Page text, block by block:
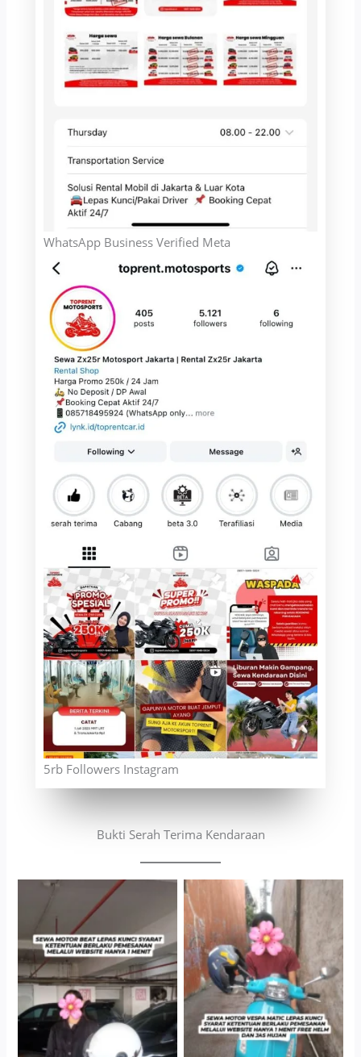
WhatsApp Business Verified Meta
5rb Followers Instagram
Bukti Serah Terima Kendaraan
Cityplaza Jatinegara
Gedung Parkir P6A
Antar Jemput Kendaraan